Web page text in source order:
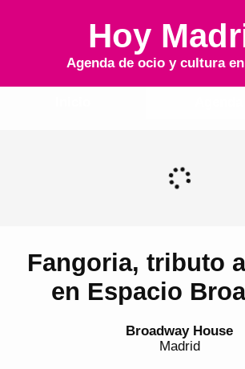
Hoy
Agenda de ocio y cultura en
Fangoria, tributo
en Espacio
Broadway House
Madrid